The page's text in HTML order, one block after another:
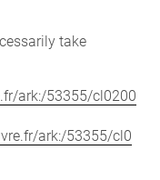
take
ark:/53355/cl0200
ark:/53355/cl0